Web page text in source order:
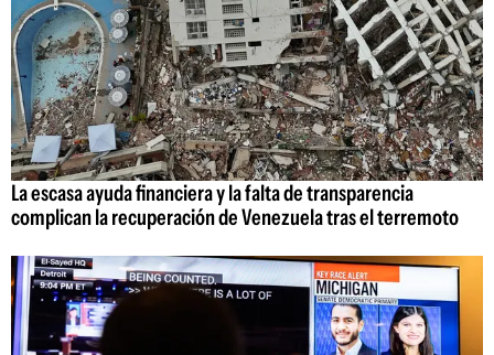
La escasa ayuda financiera y la falta de transparencia
complican la recuperación de Venezuela tras el terremoto